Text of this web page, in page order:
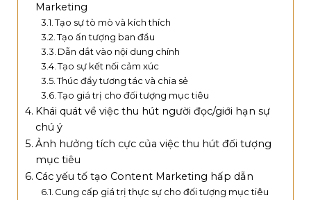
Marketing
Tạo sự tò mò và kích thích
Tạo ấn tượng ban đầu
Dẫn dắt vào nội dung chính
Tạo sự kết nối cảm xúc
Thúc đẩy tương tác và chia sẻ
Tạo giá trị cho đối tượng mục tiêu
Khái quát về việc thu hút người đọc/giới hạn sự
chú ý
Ảnh hưởng tích cực của việc thu hút đối tượng
mục tiêu
Các yếu tố tạo Content Marketing hấp dẫn
Cung cấp giá trị thực sự cho đối tượng mục tiêu